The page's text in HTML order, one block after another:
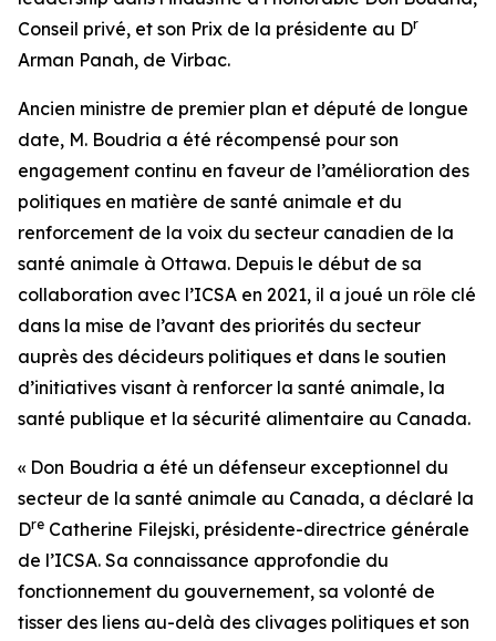
Conseil privé, et son Prix de la présidente au Dr
Arman Panah, de Virbac.
Ancien ministre de premier plan et député de longue
date, M. Boudria a été récompensé pour son
engagement continu en faveur de l’amélioration des
politiques en matière de santé animale et du
renforcement de la voix du secteur canadien de la
santé animale à Ottawa. Depuis le début de sa
collaboration avec l’ICSA en 2021, il a joué un rôle clé
dans la mise de l’avant des priorités du secteur
auprès des décideurs politiques et dans le soutien
d’initiatives visant à renforcer la santé animale, la
santé publique et la sécurité alimentaire au Canada.
« Don Boudria a été un défenseur exceptionnel du
secteur de la santé animale au Canada, a déclaré la
Dre Catherine Filejski, présidente-directrice générale
de l’ICSA. Sa connaissance approfondie du
fonctionnement du gouvernement, sa volonté de
tisser des liens au-delà des clivages politiques et son